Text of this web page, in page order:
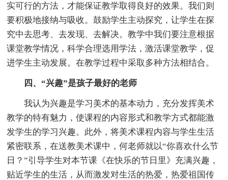
实可行的方法，才能保证教学取得良好的效果。我们则
要积极地接纳与吸收。鼓励学生主动探究，让学生在探
究中去思考、去发现、去解决。教学中我们要注意根据
课堂教学情况，科学合理选用学法，激活课堂教学，促
进学生主动发展。在教学过程中采取多种方法相结合。
四、“兴趣”是孩子最好的老师
我认为兴趣是学习美术的基本动力，充分发挥美术
教学的特有魅力，使课程的内容形式和教学方式都能激
发学生的学习兴趣。此外，将美术课程内容与学生生活
紧密联系，在送教美术课中，何老师就以“你喜欢什么节
日？”引导学生对本节课《在快乐的节日里》充满兴趣，
贴近学生的生活，从而激发对生活的热爱，热爱祖国传